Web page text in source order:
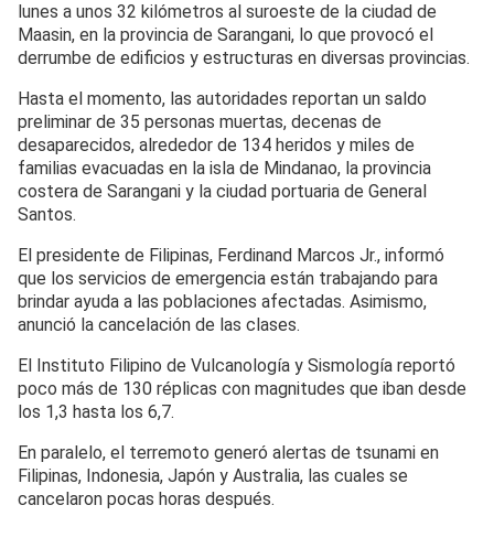
lunes a unos 32 kilómetros al suroeste de la ciudad de
Maasin, en la provincia de Sarangani, lo que provocó el
derrumbe de edificios y estructuras en diversas provincias.
Hasta el momento, las autoridades reportan un saldo
preliminar de 35 personas muertas, decenas de
desaparecidos, alrededor de 134 heridos y miles de
familias evacuadas en la isla de Mindanao, la provincia
costera de Sarangani y la ciudad portuaria de General
Santos.
El presidente de Filipinas, Ferdinand Marcos Jr., informó
que los servicios de emergencia están trabajando para
brindar ayuda a las poblaciones afectadas. Asimismo,
anunció la cancelación de las clases.
El Instituto Filipino de Vulcanología y Sismología reportó
poco más de 130 réplicas con magnitudes que iban desde
los 1,3 hasta los 6,7.
En paralelo, el terremoto generó alertas de tsunami en
Filipinas, Indonesia, Japón y Australia, las cuales se
cancelaron pocas horas después.